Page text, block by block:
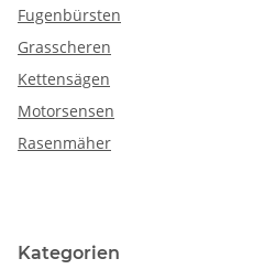
Fugenbürsten
Grasscheren
Kettensägen
Motorsensen
Rasenmäher
Kategorien